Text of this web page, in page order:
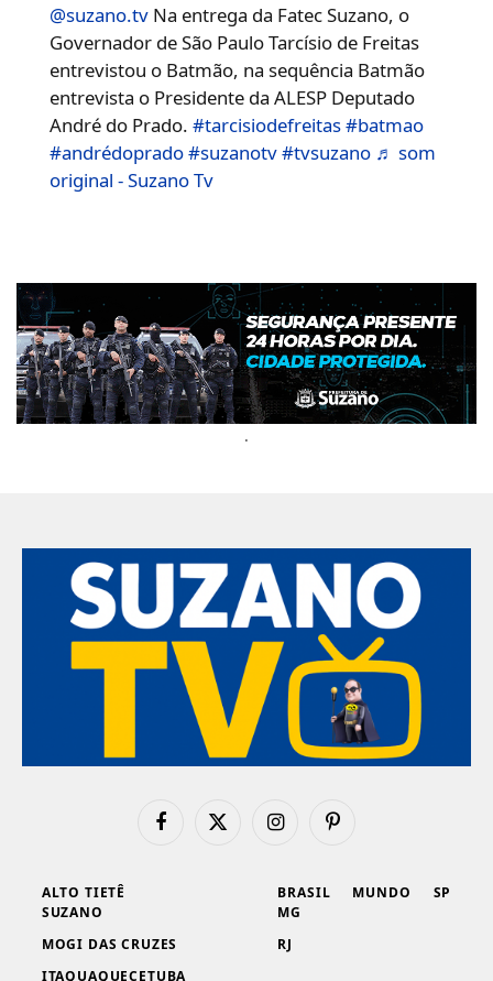
@suzano.tv Na entrega da Fatec Suzano, o
Governador de São Paulo Tarcísio de Freitas
entrevistou o Batmão, na sequência Batmão
entrevista o Presidente da ALESP Deputado
André do Prado.#tarcisiodefreitas#batmao
#andrédoprado#suzanotv#tvsuzano ♬ som
original - Suzano Tv
.
FacebookX
InstagramPinterest
ALTO TIETÊ
SUZANO
MOGI DAS CRUZES
ITAQUAQUECETUBA
BRASIL
MG
RJ
MUNDO SP